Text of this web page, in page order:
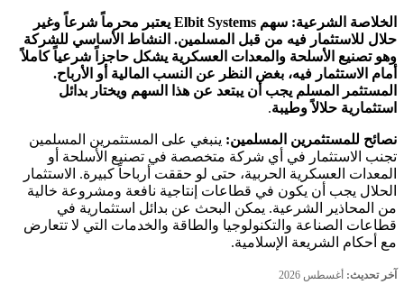
الخلاصة الشرعية:
سهم Elbit Systems يعتبر محرماً شرعاً وغير
حلال للاستثمار فيه من قبل المسلمين. النشاط الأساسي للشركة
وهو تصنيع الأسلحة والمعدات العسكرية يشكل حاجزاً شرعياً كاملاً
أمام الاستثمار فيه، بغض النظر عن النسب المالية أو الأرباح.
المستثمر المسلم يجب أن يبتعد عن هذا السهم ويختار بدائل
استثمارية حلالاً وطيبة.
نصائح للمستثمرين المسلمين:ينبغي على المستثمرين المسلمين
تجنب الاستثمار في أي شركة متخصصة في تصنيع الأسلحة أو
المعدات العسكرية الحربية، حتى لو حققت أرباحاً كبيرة. الاستثمار
الحلال يجب أن يكون في قطاعات إنتاجية نافعة ومشروعة خالية
من المحاذير الشرعية. يمكن البحث عن بدائل استثمارية في
قطاعات الصناعة والتكنولوجيا والطاقة والخدمات التي لا تتعارض
مع أحكام الشريعة الإسلامية.
آخر تحديث:أغسطس 2026